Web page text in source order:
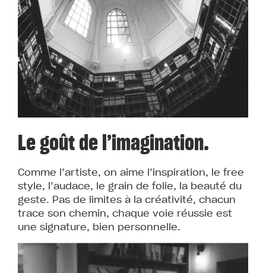
Le goût de l’imagination.
Comme l’artiste, on aime l’inspiration, le free
style, l’audace, le grain de folie, la beauté du
geste. Pas de limites à la créativité, chacun
trace son chemin, chaque voie réussie est
une signature, bien personnelle.